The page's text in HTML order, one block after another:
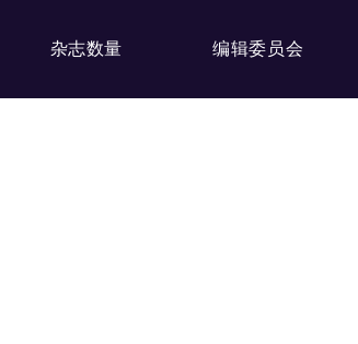
杂志数量 编辑委员会